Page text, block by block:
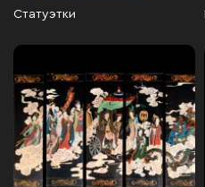
Статуэтки